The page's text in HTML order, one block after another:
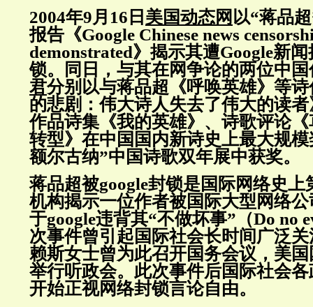
2004年9月16日 美国动态网 以“蒋品
报告《Google Chinese news
demonstrated》揭示其遭Google新
锁。同日，与其在网争论的两位中国
君分别以与蒋品超《呼唤英雄》等
的悲剧：伟大诗人失去了伟大的读
作品诗集《我的英雄》、诗歌评论
转型》在中国国内新诗史上最大规模
额尔古纳”中国诗歌双年展中获奖。
蒋品超被google封锁是国际网络史上
机构揭示一位作者被国际大型网络
于google违背其“不做坏事”（Do no
次事件曾引起国际社会长时间广泛
赖斯女士曾为此召开国务会议，美
举行听政会。此次事件后国际社会
开始正视网络封锁言论自由。